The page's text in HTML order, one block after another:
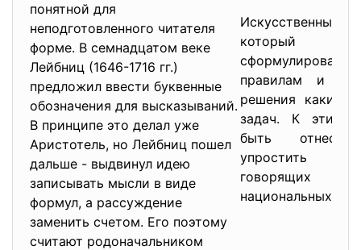
понятной для
неподготовленного читателя
форме. В семнадцатом веке
Лейбниц (1646-1716 гг.)
предложил ввести буквенные
обозначения для высказываний.
В принципе это делал уже
Аристотель, но Лейбниц пошел
дальше - выдвинул идею
записывать мысли в виде
формул, а рассуждение
заменить счетом. Его поэтому
считают родоначальником
Искусственный
который
правилам и
решения каких-
задач. К этим
быть
упростить
говорящих
национальных